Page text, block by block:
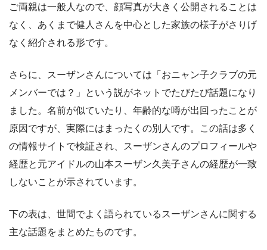
ご両親は一般人なので、顔写真が大きく公開されることは
なく、あくまで健人さんを中心とした家族の様子がさりげ
なく紹介される形です。
さらに、スーザンさんについては「おニャン子クラブの元
メンバーでは？」という説がネットでたびたび話題になり
ました。名前が似ていたり、年齢的な噂が出回ったことが
原因ですが、実際にはまったくの別人です。この話は多く
の情報サイトで検証され、スーザンさんのプロフィールや
経歴と元アイドルの山本スーザン久美子さんの経歴が一致
しないことが示されています。
下の表は、世間でよく語られているスーザンさんに関する
主な話題をまとめたものです。